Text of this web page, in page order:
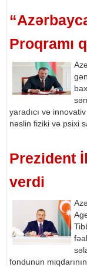
Proqramı
yaradıcı və
nəslin fiziki və psixi
Prezident
verdi
fondunun